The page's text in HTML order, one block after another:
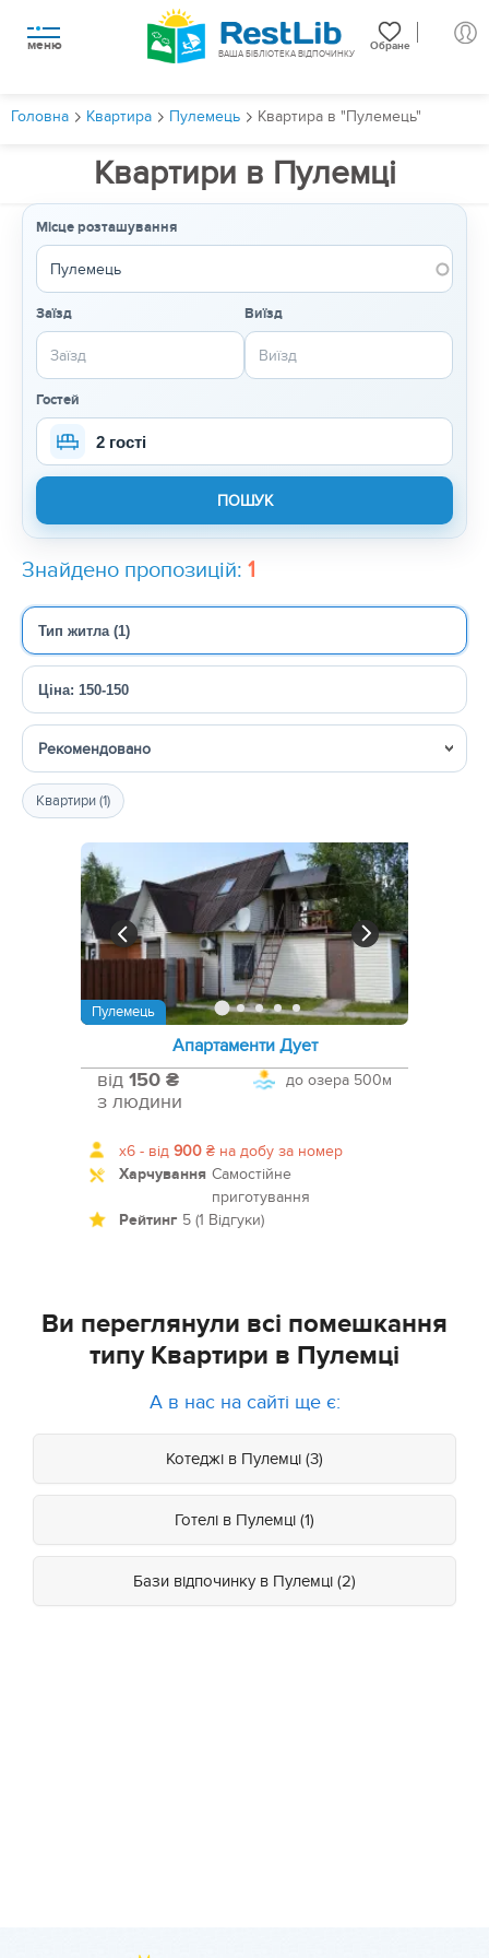
меню Обране
ВАША БІБЛІОТЕКА ВІДПОЧИНКУ
Головна Квартира Пулемець Квартира в "Пулемець"
Квартири в Пулемці
Місце розташування
Заїзд Виїзд
Гостей
2 гості
Знайдено пропозицій: 1
Тип житла (1)
Ціна: 150-150
Сортувати
Квартири (1)
Пулемець
Апартаменти Дует
до озера 500м
від 150 ₴
з людини
x6 - від 900 ₴ на добу за номер
Харчування Самостійне
приготування
Рейтинг 5 (1 Відгуки)
Ви переглянули всі помешкання
типу Квартири в Пулемці
А в нас на сайті ще є:
Котеджі в Пулемці (3)
Готелі в Пулемці (1)
Бази відпочинку в Пулемці (2)